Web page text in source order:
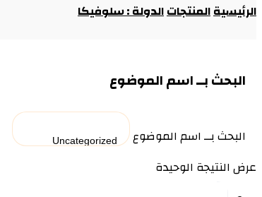
الرئيسيةالمنتجاتالدولة : سلوفيكا
البحث بــ اسم الموضوع
البحث بــ اسم الموضوع
عرض النتيجة الوحيدة